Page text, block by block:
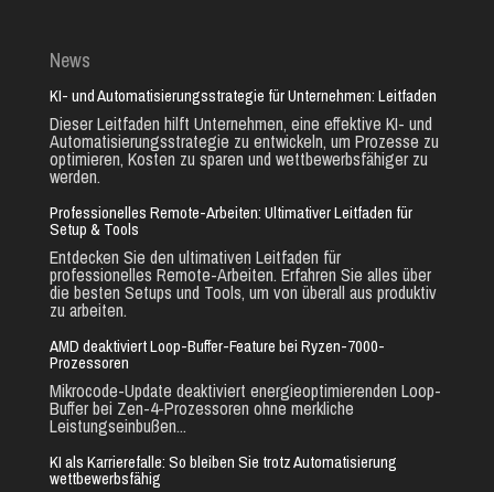
News
KI- und Automatisierungsstrategie für Unternehmen: Leitfaden
Dieser Leitfaden hilft Unternehmen, eine effektive KI- und
Automatisierungsstrategie zu entwickeln, um Prozesse zu
optimieren, Kosten zu sparen und wettbewerbsfähiger zu
werden.
Professionelles Remote-Arbeiten: Ultimativer Leitfaden für
Setup & Tools
Entdecken Sie den ultimativen Leitfaden für
professionelles Remote-Arbeiten. Erfahren Sie alles über
die besten Setups und Tools, um von überall aus produktiv
zu arbeiten.
AMD deaktiviert Loop-Buffer-Feature bei Ryzen-7000-
Prozessoren
Mikrocode-Update deaktiviert energieoptimierenden Loop-
Buffer bei Zen-4-Prozessoren ohne merkliche
Leistungseinbußen...
KI als Karrierefalle: So bleiben Sie trotz Automatisierung
wettbewerbsfähig